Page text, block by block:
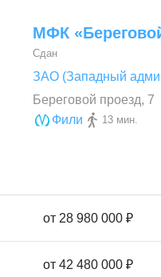
МФК
Сдан
ЗАО (Западный
Береговой проезд, 7
Фили
13 мин.
от 28 980 000 ₽
от 42 480 000 ₽